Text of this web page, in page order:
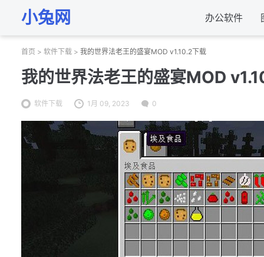
小兔网 办公软件
首页 > 软件下载 > 我的世界法老王的盛宴MOD v1.10.2下载
我的世界法老王的盛宴MOD
软件下载 1月 09, 2023 0